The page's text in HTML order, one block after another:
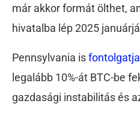
már akkor formát ölthet,
hivatalba lép 2025
Pennsylvania isfontolgatja
legalább 10%-át BTC-be
gazdasági instabilitás és